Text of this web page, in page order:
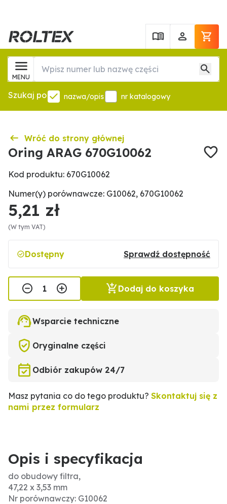
MENU
Szukaj po nazwa/opis nr katalogowy
Wróć do strony głównej
Oring ARAG 670G10062
Kod produktu: 670G10062
Numer(y) porównawcze: G10062, 670G10062
5,21 zł
(W tym VAT)
Dostępny Sprawdź dostępność
Dodaj do koszyka
Wsparcie techniczne
Oryginalne części
Odbiór zakupów 24/7
Masz pytania co do tego produktu? Skontaktuj się z
nami przez formularz
Opis i specyfikacja
do obudowy filtra,
47,22 x 3,53 mm
Nr porównawczy: G10062